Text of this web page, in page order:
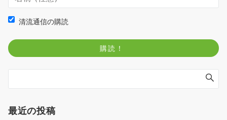
清流通信の購読
最近の投稿